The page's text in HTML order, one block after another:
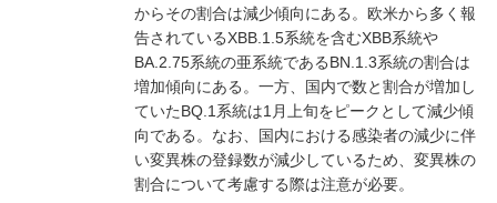
からその割合は減少傾向にある。欧米から多く報
告されているXBB.1.5系統を含むXBB系統や
BA.2.75系統の亜系統であるBN.1.3系統の割合は
増加傾向にある。一方、国内で数と割合が増加し
ていたBQ.1系統は1月上旬をピークとして減少傾
向である。なお、国内における感染者の減少に伴
い変異株の登録数が減少しているため、変異株の
割合について考慮する際は注意が必要。